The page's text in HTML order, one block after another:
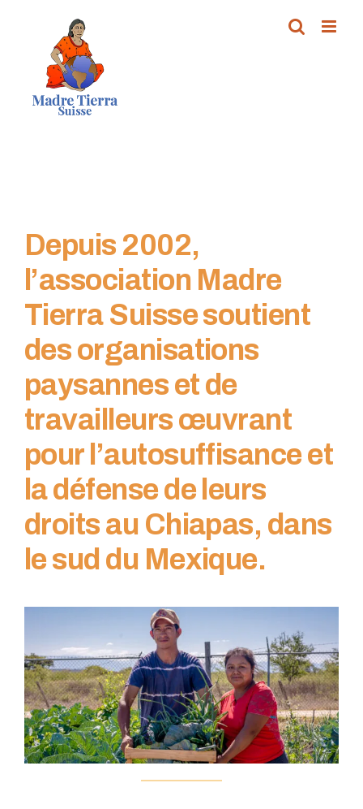
contenu
Depuis 2002,
l’association Madre
Tierra Suisse soutient
des organisations
paysannes et de
travailleurs œuvrant
pour l’autosuffisance et
la défense de leurs
droits au Chiapas, dans
le sud du Mexique.